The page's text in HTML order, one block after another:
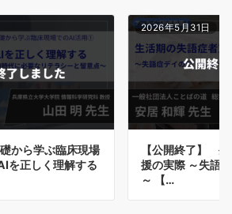
礎から学ぶ臨床現場
正しく理解する
2026年5月31日
【公開終了】
援の実際 ～失語
～ 【…